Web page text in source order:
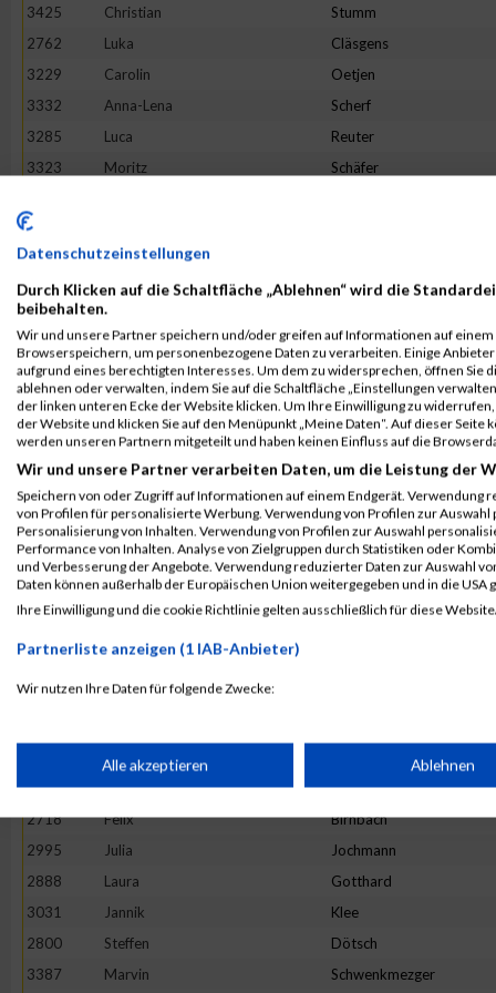
3425
Christian Stumm
2762
Luka Cläsgens
3229
Carolin Oetjen
3332
Anna-Lena Scherf
3285
Luca Reuter
3323
Moritz Schäfer
2850
3513
Petra
3256
Louis Pohle
3465
Maurice Voss
3392
Sonja Siebenborn
3270
Marike Reger
3149
Mario Martini
2656
Mischka Anastasini
3328
Fabian Scheel
2879
Eva Gleis
2897
Lara Grinzoff
2934
Claudius Helf
2676
Ellen
Sascha
3111
Kai Leibisch
2718
Felix Birnbach
2995
Julia Jochmann
2888
Laura Gotthard
3031
Jannik Klee
2800
Steffen Dötsch
3387
Marvin Schwenkmezger
Datenschutzeinstellungen
Durch Klicken auf die Schaltfläche „Ablehnen“ wird die
beibehalten.
Wir und unsere Partner speichern und/oder greifen auf Informationen auf einem
Browserspeichern, um personenbezogene Daten zu verarbeiten. Einige
aufgrund eines berechtigten Interesses. Um dem zu widersprechen, öffnen Sie
ablehnen oder verwalten, indem Sie auf die Schaltfläche „Einstellungen
der linken unteren Ecke der Website klicken. Um Ihre Einwilligung zu
der Website und klicken Sie auf den Menüpunkt „Meine Daten“. Auf dieser
werden unseren Partnern mitgeteilt und haben keinen Einfluss auf die
Wir und unsere Partner verarbeiten Daten, um die Leistung der
Speichern von oder Zugriff auf Informationen auf einem Endgerät. Verwendung
von Profilen für personalisierte Werbung. Verwendung von Profilen zur
Personalisierung von Inhalten. Verwendung von Profilen zur Auswahl
Performance von Inhalten. Analyse von Zielgruppen durch Statistiken oder
und Verbesserung der Angebote. Verwendung reduzierter Daten zur Auswahl
Daten können außerhalb der Europäischen Union weitergegeben und in die USA
Ihre Einwilligung und die cookie Richtlinie gelten ausschließlich für diese
Partnerliste anzeigen (1 IAB-Anbieter)
Wir nutzen Ihre Daten für folgende Zwecke:
Speichern von oder Zugriff auf Informationen auf einem
Verwendung reduzierter Daten zur Auswahl von Werbeanzeigen
Verwendung von Profilen zur Auswahl personalisierter Werbung
Alle akzeptieren Ablehnen